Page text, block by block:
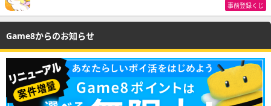
事前登録くじ
Game8からのお知らせ